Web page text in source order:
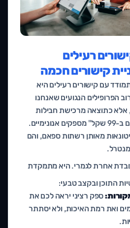
רעילים
קישורים חכמה
עם קישורים רעילים היא
הפרופילים הנגועים שאנחנו
אלא כתוצאה מרכישת חבילות
זולות של "מאות קישורים ב-99 שקל" מספקים אנונימיים.
מאותן רשתות ספאם, והם
אחרת לגמרי. היא מתמקדת
התוכן ובקצב טבעי:
ספק רציני יראה לכם את
ואת רמת האיכות, ולא יסתתר